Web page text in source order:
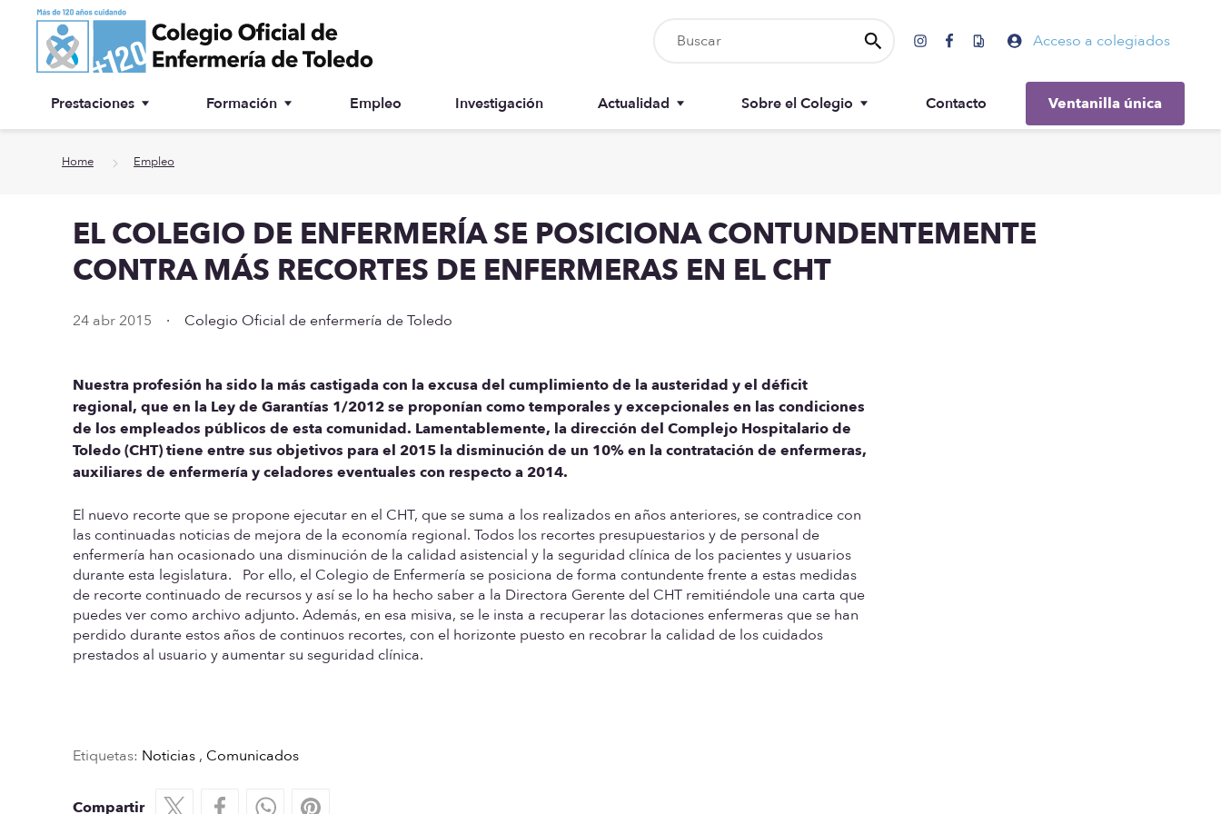
Ir a contenido principal Acceso a colegiados
Prestaciones
Asesoría jurídica
Especialidades
Otras prestaciones
Formación Empleo Investigación Actualidad
Recursos
Sobre el Colegio
Memorias
Contacto Ventanilla única
Home Empleo
EL COLEGIO DE ENFERMERÍA SE POSICIONA CONTUNDENTEMENTE
CONTRA MÁS RECORTES DE ENFERMERAS EN EL CHT
24 abr 2015 · Colegio Oficial de enfermería de Toledo
Nuestra profesión ha sido la más castigada con la excusa del cumplimiento de la austeridad y el déficit
regional, que en la Ley de Garantías 1/2012 se proponían como temporales y excepcionales en las condiciones
de los empleados públicos de esta comunidad. Lamentablemente, la dirección del Complejo Hospitalario de
Toledo (CHT) tiene entre sus objetivos para el 2015 la disminución de un 10% en la contratación de enfermeras,
auxiliares de enfermería y celadores eventuales con respecto a 2014.
El nuevo recorte que se propone ejecutar en el CHT, que se suma a los realizados en años anteriores, se contradice con
las continuadas noticias de mejora de la economía regional. Todos los recortes presupuestarios y de personal de
enfermería han ocasionado una disminución de la calidad asistencial y la seguridad clínica de los pacientes y usuarios
durante esta legislatura. Por ello, el Colegio de Enfermería se posiciona de forma contundente frente a estas medidas
de recorte continuado de recursos y así se lo ha hecho saber a la Directora Gerente del CHT remitiéndole una carta que
puedes ver como archivo adjunto. Además, en esa misiva, se le insta a recuperar las dotaciones enfermeras que se han
perdido durante estos años de continuos recortes, con el horizonte puesto en recobrar la calidad de los cuidados
prestados al usuario y aumentar su seguridad clínica.
Etiquetas: Noticias , Comunicados
Compartir